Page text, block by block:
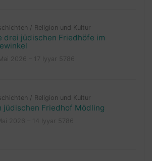
/ Religion und Kultur
drei jüdischen Friedhöfe im
/ Religion und Kultur
jüdischen Friedhof Mödling